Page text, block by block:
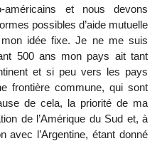
américains et nous devons
possibles d’aide mutuelle
mon idée fixe. Je ne me suis
500 ans mon pays ait tant
et si peu vers les pays
frontière commune, qui sont
de cela, la priorité de ma
de l’Amérique du Sud et, à
avec l’Argentine, étant donné